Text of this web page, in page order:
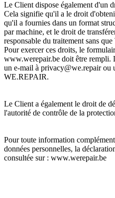
Le Client dispose également d'un
Cela signifie qu'il a le droit
qu'il a fournies dans un format
par machine, et le droit de
responsable du traitement sans
Pour exercer ces droits, le
www.werepair.be doit être rempli.
un e-mail à privacy@we.repair ou
WE.REPAIR.
Le Client a également le droit de
l'autorité de contrôle de la
Pour toute information
données personnelles, la
consultée sur : www.werepair.be